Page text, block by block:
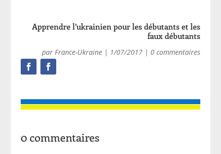
Apprendre l’ukrainien pour les débutants et les
faux débutants
par France-Ukraine| 1/07/2017| 0 commentaires
0 commentaires